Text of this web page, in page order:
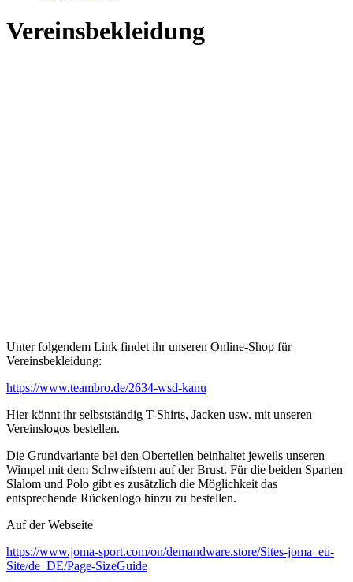
Vereinsbekleidung
Unter folgendem Link findet ihr unseren Online-Shop für
Vereinsbekleidung:
https://www.teambro.de/2634-wsd-kanu
Hier könnt ihr selbstständig T-Shirts, Jacken usw. mit unseren
Vereinslogos bestellen.
Die Grundvariante bei den Oberteilen beinhaltet jeweils unseren
Wimpel mit dem Schweifstern auf der Brust. Für die beiden Sparten
Slalom und Polo gibt es zusätzlich die Möglichkeit das
entsprechende Rückenlogo hinzu zu bestellen.
Auf der Webseite
https://www.joma-sport.com/on/demandware.store/Sites-joma_eu-
Site/de_DE/Page-SizeGuide